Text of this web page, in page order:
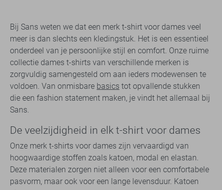
Bij Sans weten we dat een merk t-shirt voor dames veel
meer is dan slechts een kledingstuk. Het is een essentieel
onderdeel van je persoonlijke stijl en comfort. Onze ruime
collectie dames t-shirts van verschillende merken is
zorgvuldig samengesteld om aan ieders modewensen te
voldoen. Van onmisbare basics tot opvallende stukken
die een fashion statement maken, je vindt het allemaal bij
Sans.
De veelzijdigheid in elk t-shirt voor dames
Onze merk t-shirts voor dames zijn vervaardigd van
hoogwaardige stoffen zoals katoen, modal en elastan.
Deze materialen zorgen niet alleen voor een comfortabele
pasvorm, maar ook voor een lange levensduur. Katoen